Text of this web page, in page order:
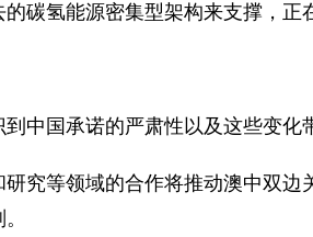
碳氢能源密集型架构来支撑，正
中国承诺的严肃性以及这些变化
究等领域的合作将推动澳中双